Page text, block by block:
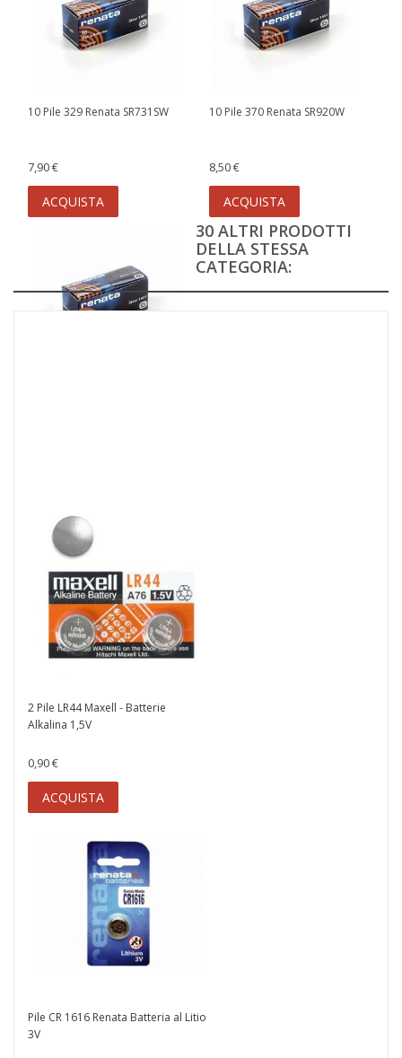
10 Pile 329 Renata SR731SW
7,90 €
ACQUISTA
10 Pile 370 Renata SR920W
8,50 €
ACQUISTA
30 ALTRI PRODOTTI
DELLA STESSA
CATEGORIA:
2 Pile LR44 Maxell - Batterie
Alkalina 1,5V
0,90 €
ACQUISTA
Pile CR 1616 Renata Batteria al Litio
3V